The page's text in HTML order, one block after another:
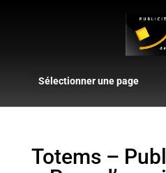
Sélectionner une page
Totems –